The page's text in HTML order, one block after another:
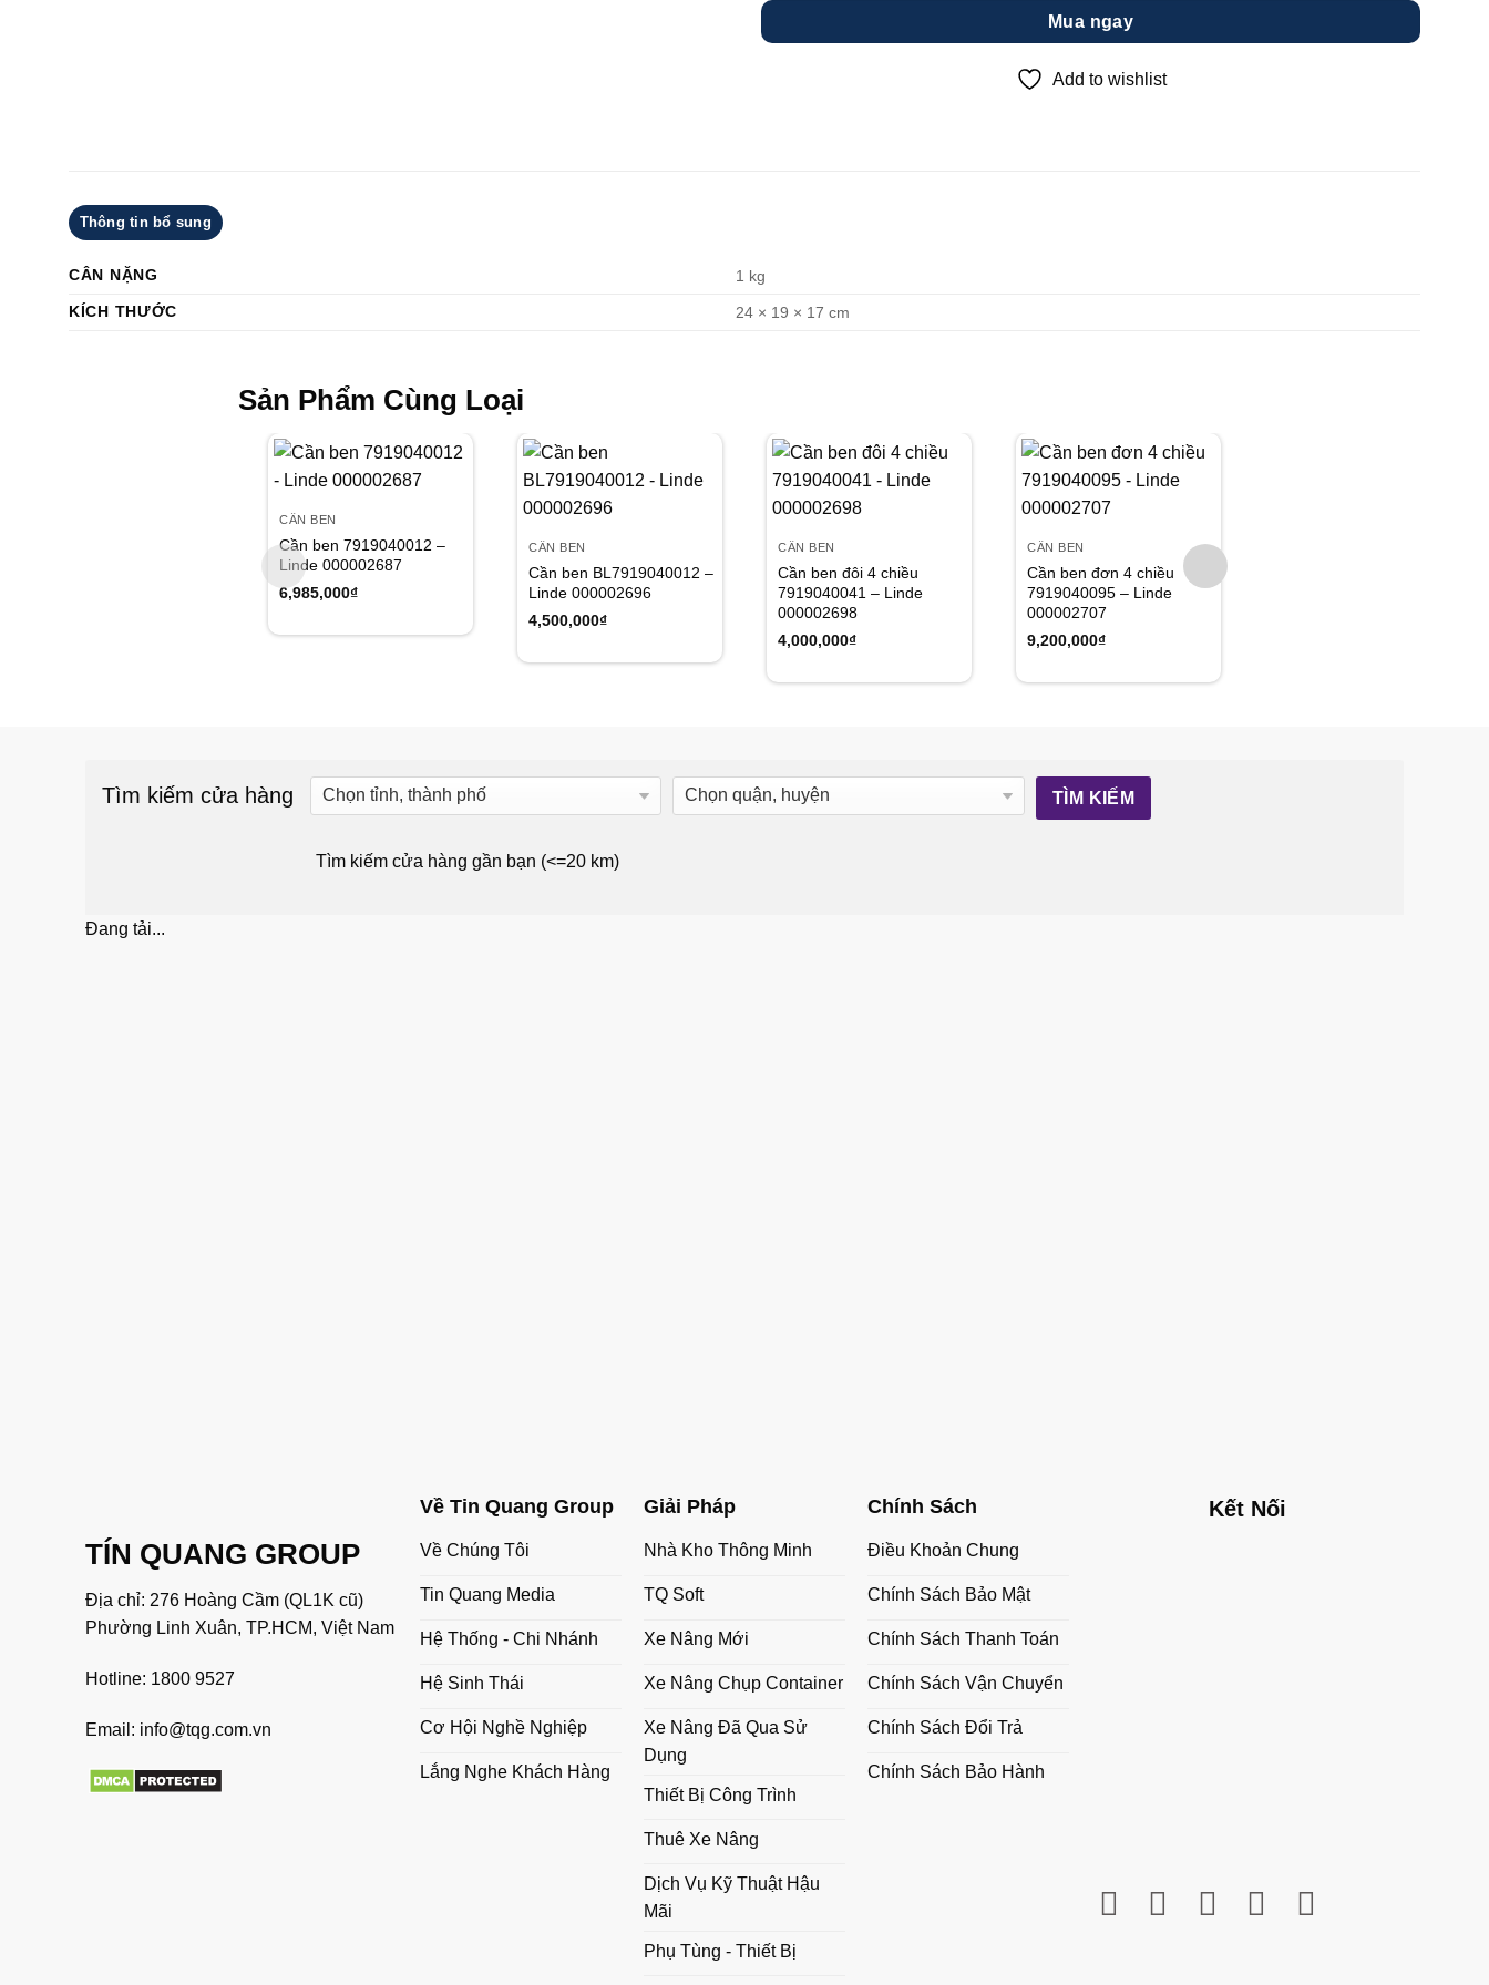
Mua ngay
Add to wishlist
Thông tin bổ sung
CÂN NẶNG
1 kg
KÍCH THƯỚC
24 × 19 × 17 cm
Sản Phẩm Cùng Loại
CẦN BEN
Cần ben 7919040012 –
Linde 000002687
6,985,000₫
CẦN BEN
Cần ben BL7919040012 –
Linde 000002696
4,500,000₫
CẦN BEN
Cần ben đôi 4 chiều
7919040041 – Linde
000002698
4,000,000₫
CẦN BEN
Cần ben đơn 4 chiều
7919040095 – Linde
000002707
9,200,000₫
Tìm kiếm cửa hàng
Tìm kiếm cửa hàng gần bạn (<=20 km)
Đang tải...
TÍN QUANG GROUP
Địa chỉ: 276 Hoàng Cầm (QL1K cũ)
Phường Linh Xuân, TP.HCM, Việt Nam
Hotline: 1800 9527
Email: info@tqg.com.vn
Về Tin Quang Group
Về Chúng Tôi
Tin Quang Media
Hệ Thống - Chi Nhánh
Hệ Sinh Thái
Cơ Hội Nghề Nghiệp
Lắng Nghe Khách Hàng
Giải Pháp
Nhà Kho Thông Minh
TQ Soft
Xe Nâng Mới
Xe Nâng Chụp Container
Xe Nâng Đã Qua Sử
Dụng
Thiết Bị Công Trình
Thuê Xe Nâng
Dịch Vụ Kỹ Thuật Hậu
Mãi
Phụ Tùng - Thiết Bị
Chính Sách
Điều Khoản Chung
Chính Sách Bảo Mật
Chính Sách Thanh Toán
Chính Sách Vận Chuyển
Chính Sách Đổi Trả
Chính Sách Bảo Hành
Kết Nối